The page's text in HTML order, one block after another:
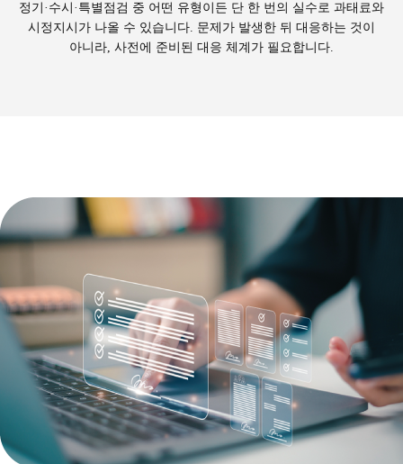
정기·수시·특별점검 중 어떤 유형이든 단 한 번의 실수로 과태료와
시정지시가 나올 수 있습니다. 문제가 발생한 뒤 대응하는 것이
아니라, 사전에 준비된 대응 체계가 필요합니다.